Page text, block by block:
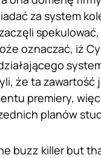
za system
oznaczać, iż
że ta zawartość
premiery,
planów
buzz killer but